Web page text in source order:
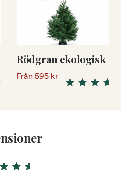
Rödgran ekologisk
Från 595 kr